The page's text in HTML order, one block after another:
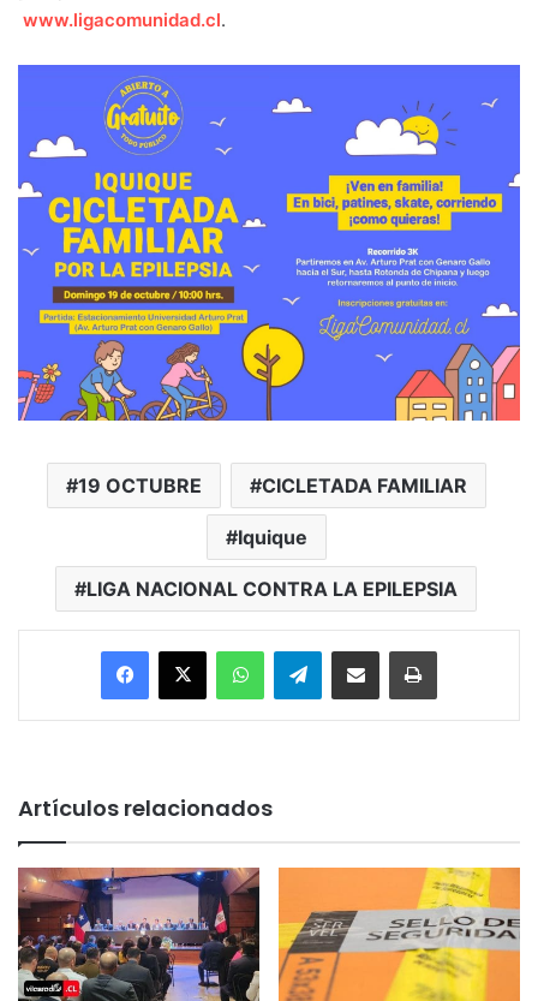
www.ligacomunidad.cl.
19 OCTUBRE CICLETADA FAMILIAR
Iquique
LIGA NACIONAL CONTRA LA EPILEPSIA
Facebook
X WhatsAppTelegramEnviar vía email Imprimir
Artículos relacionados